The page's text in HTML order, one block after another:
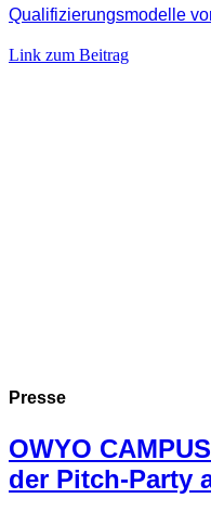
Qualifizierungsmodelle
Link zum Beitrag
Presse
OWYO
der Pitch-Party